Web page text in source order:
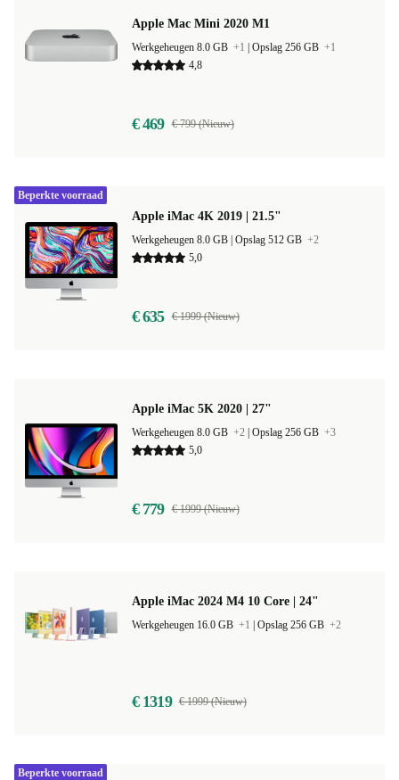
Apple Mac Mini 2020 M1
Werkgeheugen 8.0 GB +1 Opslag 256 GB +1
4,8
€ 469 € 799 (Nieuw)
Apple iMac 4K 2019 | 21.5"
Opslag 512 GB +2
5,0
€ 635 € 1999 (Nieuw)
Beperkte voorraad
Apple iMac 5K 2020 | 27"
Werkgeheugen 8.0 GB +2 Opslag 256 GB +3
5,0
€ 779 € 1999 (Nieuw)
Apple iMac 2024 M4 10 Core | 24"
Werkgeheugen 16.0 GB +1 Opslag 256 GB +2
€ 1319 € 1999 (Nieuw)
Beperkte voorraad